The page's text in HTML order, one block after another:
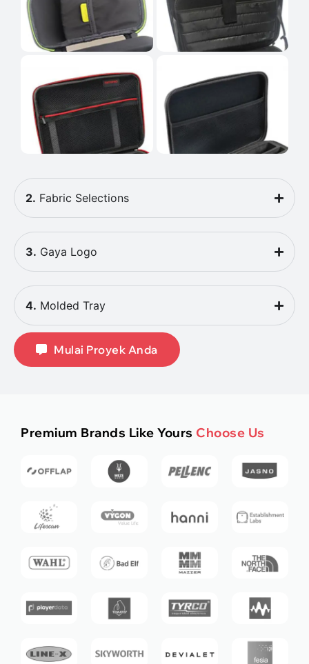
2. Fabric Selections
3. Gaya Logo
4. Molded Tray
Mulai Proyek Anda
Premium Brands Like Yours Choose Us